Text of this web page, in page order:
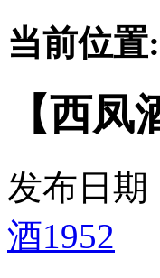
当前位置:
【西
发布日期
酒1952